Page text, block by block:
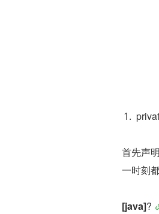
首先声
一时刻
[java]?